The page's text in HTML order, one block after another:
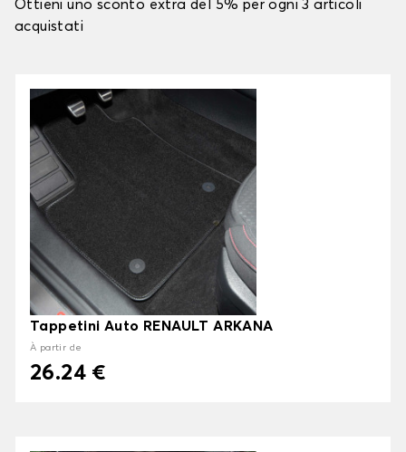
Ottieni uno sconto extra del 5% per ogni 3 articoli
acquistati
Tappetini Auto RENAULT ARKANA
À partir de
26.24 €